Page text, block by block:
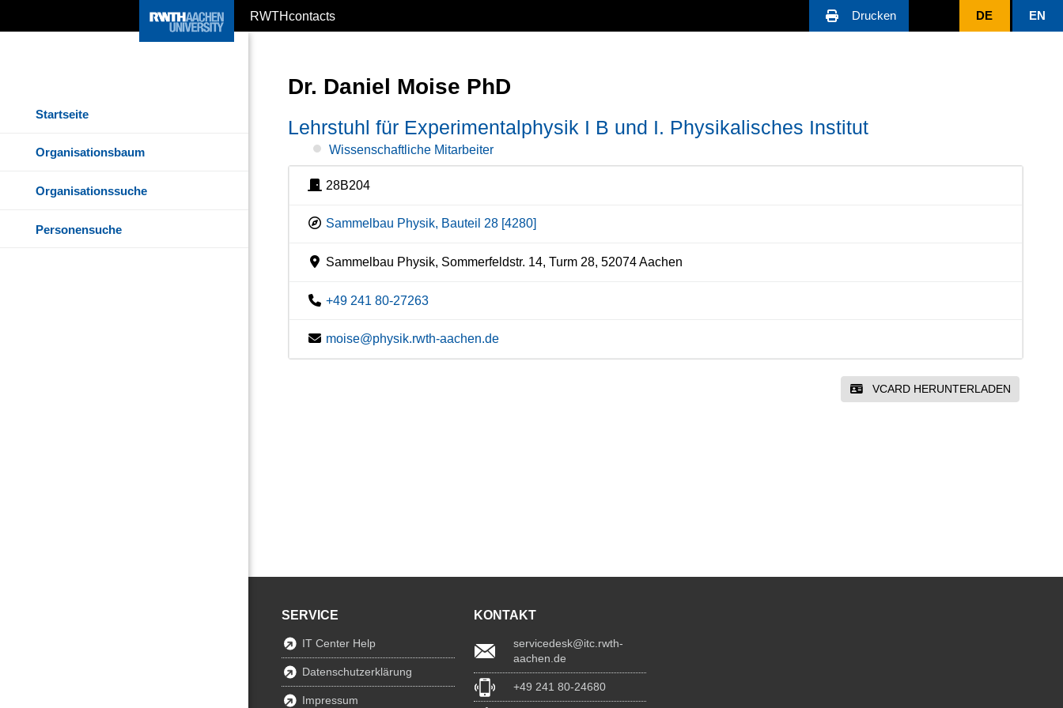
RWTHcontacts Drucken DE EN
Startseite
Organisationsbaum
Organisationssuche
Personensuche
Dr. Daniel Moise PhD
Lehrstuhl für Experimentalphysik I B und I. Physikalisches Institut
Wissenschaftliche Mitarbeiter
28B204
Sammelbau Physik, Bauteil 28 [4280]
Sammelbau Physik, Sommerfeldstr. 14, Turm 28, 52074 Aachen
+49 241 80-27263
moise@physik.rwth-aachen.de
VCARD HERUNTERLADEN
SERVICE
IT Center Help
Datenschutzerklärung
Impressum
KONTAKT
servicedesk@itc.rwth-
aachen.de
+49 241 80-24680